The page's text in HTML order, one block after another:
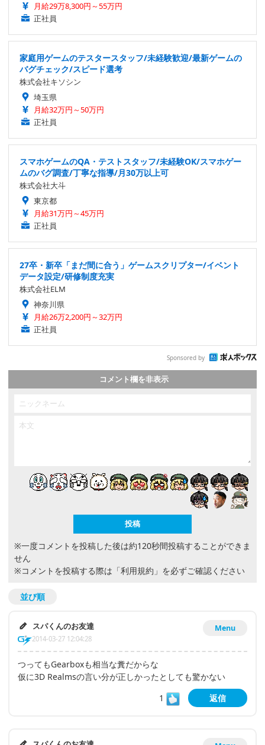
月給29万8,300円～55万円
正社員
家庭用ゲームのテスタースタッフ/未経験歓迎/最新ゲームの
バグチェック/スピード選考
株式会社キソシン
埼玉県
月給32万円～50万円
正社員
スマホゲームのQA・テストスタッフ/未経験OK/スマホゲー
ムのバグ調査/丁寧な指導/月30万以上可
株式会社大斗
東京都
月給31万円～45万円
正社員
27卒・新卒「まだ間に合う」ゲームスクリプター/イベント
データ設定/研修制度充実
株式会社ELM
神奈川県
月給26万2,200円～32万円
正社員
Sponsored by
コメント欄を非表示
※一度コメントを投稿した後は約120秒間投稿することができま
せん
※コメントを投稿する際は 「利用規約」 を必ずご確認ください
並び順
Menu
スパくんのお友達
2014-03-27 12:04:28
つってもGearboxも相当な糞だからな
仮に3D Realmsの言い分が正しかったとしても驚かない
1
返信